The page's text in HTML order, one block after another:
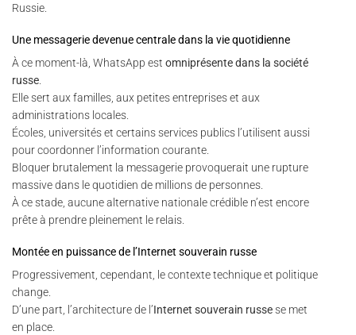
Russie.
Une messagerie devenue centrale dans la vie quotidienne
À ce moment-là, WhatsApp est omniprésente dans la société
russe
Elle sert aux familles, aux petites entreprises et aux
administrations locales.
Écoles, universités et certains services publics l’utilisent aussi
pour coordonner l’information courante.
Bloquer brutalement la messagerie provoquerait une rupture
massive dans le quotidien de millions de personnes.
À ce stade, aucune alternative nationale crédible n’est encore
prête à prendre pleinement le relais.
Montée en puissance de l’Internet souverain russe
Progressivement, cependant, le contexte technique et politique
change.
D’une part, l’architecture de l’Internet souverain russese met
en place.